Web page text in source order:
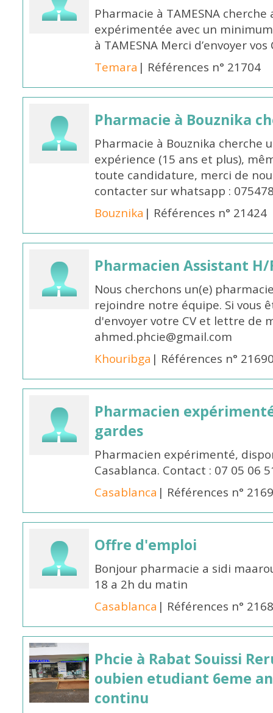
Pharmacie à TAMESNA
expérimentée avec un
à TAMESNA Merci d’envoyer
Temara | Références n° 21704
Pharmacie à Bouznika
Pharmacie à Bouznika cherche
expérience (15 ans et plus),
toute candidature, merci de
contacter sur whatsapp :
Bouznika | Références n° 21424
Pharmacien Assistant
Nous cherchons un(e)
rejoindre notre équipe. Si vous
d'envoyer votre CV et lettre de
ahmed.phcie@gmail.com
Khouribga | Références n°
Pharmacien
gardes
Pharmacien expérimenté,
Casablanca. Contact : 07 05 06
Casablanca | Références n°
Offre d'emploi
Bonjour pharmacie a sidi
18 a 2h du matin
Casablanca | Références n°
Phcie à Rabat Souissi
oubien etudiant 6eme
continu